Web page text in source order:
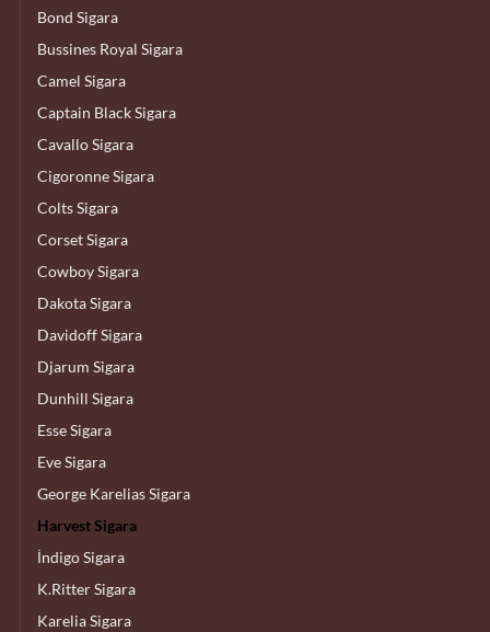
Bond Sigara
Bussines Royal Sigara
Camel Sigara
Captain Black Sigara
Cavallo Sigara
Cigoronne Sigara
Colts Sigara
Corset Sigara
Cowboy Sigara
Dakota Sigara
Davidoff Sigara
Djarum Sigara
Dunhill Sigara
Esse Sigara
Eve Sigara
George Karelias Sigara
Harvest Sigara
İndigo Sigara
K.Ritter Sigara
Karelia Sigara